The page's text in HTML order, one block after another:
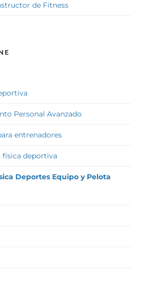
de Fitness
Personal Avanzado
entrenadores
física deportiva
Deportes Equipo y Pelota